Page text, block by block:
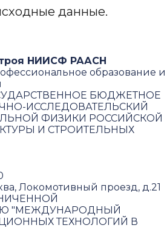
данные.
НИИСФ РААСН
образование и
БЮДЖЕТНОЕ
ИССЛЕДОВАТЕЛЬСКИЙ
ФИЗИКИ РОССИЙСКОЙ
И СТРОИТЕЛЬНЫХ
Локомотивный проезд, д.21
"МЕЖДУНАРОДНЫЙ
ТЕХНОЛОГИЙ В